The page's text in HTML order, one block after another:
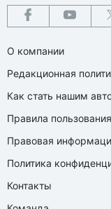
О компании
Редакционная
Как стать нашим
Правила пользования
Правовая
Политика
Контакты